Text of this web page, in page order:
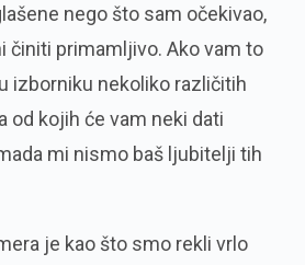
nego što sam očekivao,
činiti primamljivo. Ako vam to
izborniku nekoliko različitih
od kojih će vam neki dati
mi nismo baš ljubitelji tih
je kao što smo rekli vrlo